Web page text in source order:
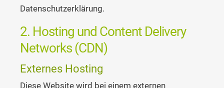
Datenschutzerklärung.
2. Hosting und Content Delivery
Networks (CDN)
Externes Hosting
Diese Website wird bei einem externen